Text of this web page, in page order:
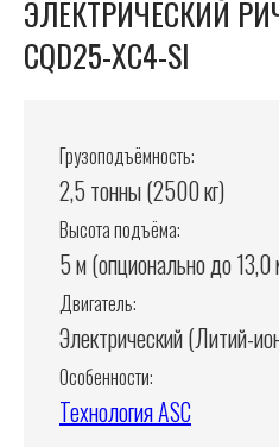
ЭЛЕКТРИЧЕСКИЙ
CQD25-XC4-SI
Грузоподъёмность:
2,5 тонны (2500 кг)
Высота подъёма:
5 м (опционально до 13,0
Двигатель:
Электрический (Литий-
Особенности:
Технология ASC